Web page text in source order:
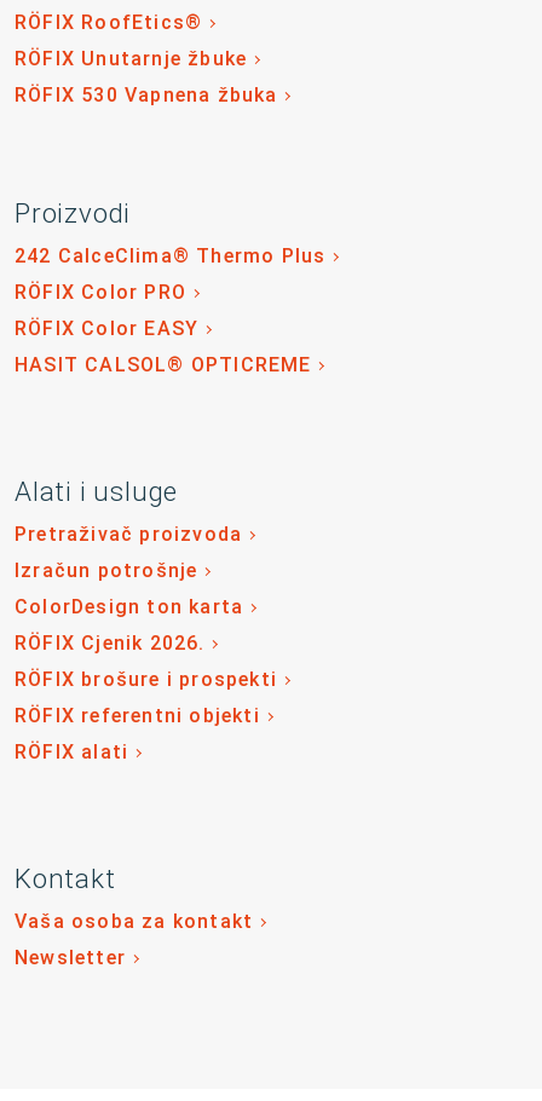
RÖFIX RoofEtics®
RÖFIX Unutarnje žbuke
RÖFIX 530 Vapnena žbuka
Proizvodi
242 CalceClima® Thermo Plus
RÖFIX Color PRO
RÖFIX Color EASY
HASIT CALSOL® OPTICREME
Alati i usluge
Pretraživač proizvoda
Izračun potrošnje
ColorDesign ton karta
RÖFIX Cjenik 2026.
RÖFIX brošure i prospekti
RÖFIX referentni objekti
RÖFIX alati
Kontakt
Vaša osoba za kontakt
Newsletter